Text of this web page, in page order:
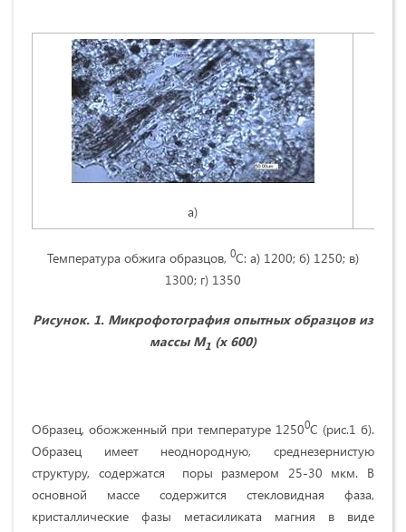
а)
Температура обжига образцов, 0С: а) 1200; б) 1250; в)
1300; г) 1350
Рисунок. 1. Микрофотография опытных образцов из
массы М1 (х 600)
Образец, обожженный при температуре 12500С (рис.1 б).
Образец имеет неоднородную, среднезернистую
структуру, содержатся поры размером 25-30 мкм. В
основной массе содержится стекловидная фаза,
кристаллические фазы метасиликата магния в виде